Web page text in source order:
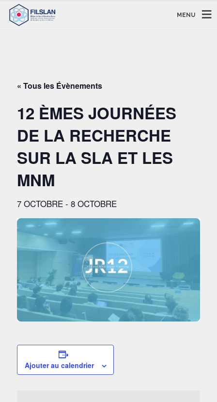
MENU
« Tous les Évènements
12 ÈMES JOURNÉES
DE LA RECHERCHE
SUR LA SLA ET LES
MNM
7 OCTOBRE - 8 OCTOBRE
Ajouter au calendrier